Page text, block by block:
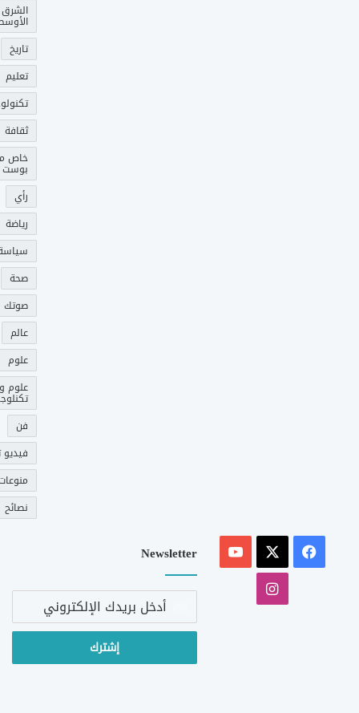
الشرق
تاريخ
تعليم
ثقافة
خاص
بوست
رأي
رياضة
صحة
عالم
علوم
علوم و
فن
فيديو
نصائح
فيسبوك
‫YouTube
انستقرام
Newsletter
أدخل
الإلكتروني